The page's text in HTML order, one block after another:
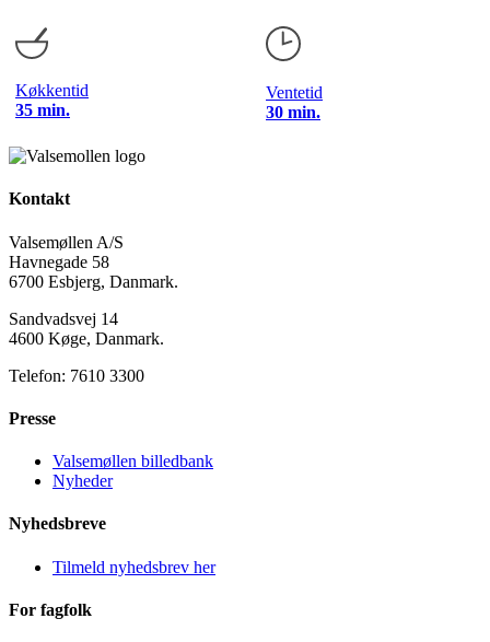
Køkkentid
35 min.
Ventetid
30 min.
Kontakt
Valsemøllen A/S
Havnegade 58
6700 Esbjerg, Danmark.
Sandvadsvej 14
4600 Køge, Danmark.
Telefon: 7610 3300
Presse
Valsemøllen billedbank
Nyheder
Nyhedsbreve
Tilmeld nyhedsbrev her
For fagfolk